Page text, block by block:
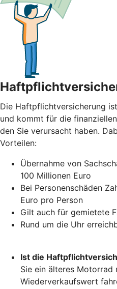
Die Haftpflichtversicherung
und kommt für die
den Sie verursacht haben.
Vorteilen:
Übernahme von
100 Millionen Euro
Bei Personenschäden
Euro pro Person
Gilt auch für gemietete
Rund um die Uhr
Ist die
Sie ein älteres Motorrad
Wiederverkaufswert